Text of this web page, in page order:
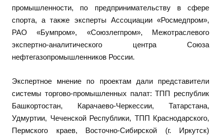
промышленности, по предпринимательству в сфере
спорта, а также эксперты Ассоциации «Росмедпром»,
РАО «Бумпром», «Союзлегпром», Межотраслевого
экспертно-аналитического центра Союза
нефтегазопромышленников России.
Экспертное мнение по проектам дали представители
системы торгово-промышленных палат: ТПП республик
Башкортостан, Карачаево-Черкессии, Татарстана,
Удмуртии, Чеченской Республики, ТПП Краснодарского,
Пермского краев, Восточно-Сибирской (г. Иркутск)